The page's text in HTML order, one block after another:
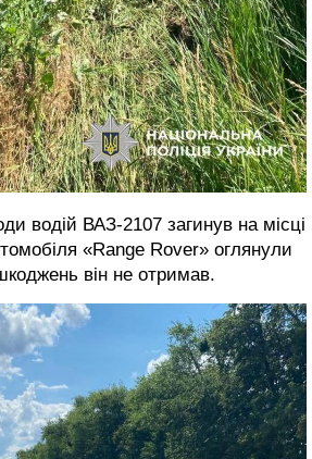
водій ВАЗ-2107 загинув на місці
«Range Rover» оглянули
він не отримав.